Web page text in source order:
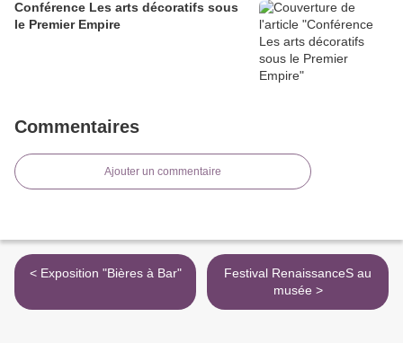
Conférence Les arts décoratifs sous
le Premier Empire
Commentaires
Ajouter un commentaire
< Exposition "Bières à Bar"
Festival RenaissanceS au
musée >